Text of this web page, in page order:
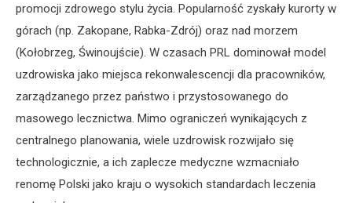
promocji zdrowego stylu życia. Popularność zyskały kurorty w
górach (np. Zakopane, Rabka-Zdrój) oraz nad morzem
(Kołobrzeg, Świnoujście). W czasach PRL dominował model
uzdrowiska jako miejsca rekonwalescencji dla pracowników,
zarządzanego przez państwo i przystosowanego do
masowego lecznictwa. Mimo ograniczeń wynikających z
centralnego planowania, wiele uzdrowisk rozwijało się
technologicznie, a ich zaplecze medyczne wzmacniało
renomę Polski jako kraju o wysokich standardach leczenia